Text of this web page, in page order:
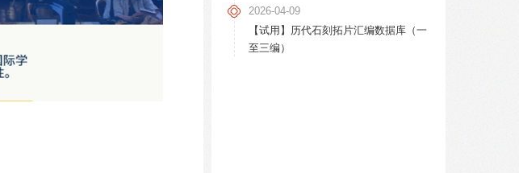
2026-04-09
【试用】历代石刻拓片汇编数据库（一
至三编）